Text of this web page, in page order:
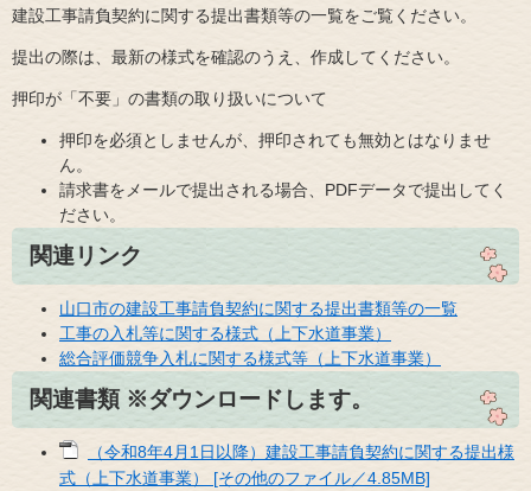
建設工事請負契約に関する提出書類等の一覧をご覧ください。
提出の際は、最新の様式を確認のうえ、作成してください。
押印が「不要」の書類の取り扱いについて
押印を必須としませんが、押印されても無効とはなりませ
ん。
請求書をメールで提出される場合、PDFデータで提出してく
ださい。
関連リンク
山口市の建設工事請負契約に関する提出書類等の一覧
工事の入札等に関する様式（上下水道事業）
総合評価競争入札に関する様式等（上下水道事業）
関連書類 ※ダウンロードします。
（令和8年4月1日以降）建設工事請負契約に関する提出様
式（上下水道事業） [その他のファイル／4.85MB]